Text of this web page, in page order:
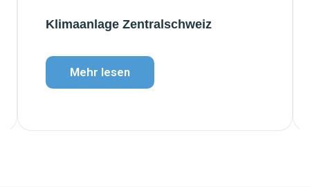
Klimaanlage Zentralschweiz
Mehr lesen